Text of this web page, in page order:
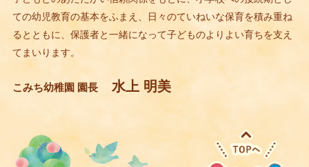
ての幼児教育の基本をふまえ、日々のていねいな保育を積み重ね
るとともに、保護者と一緒になって子どものよりよい育ちを支え
てまいります。
こみち幼稚園 園長水上 明美